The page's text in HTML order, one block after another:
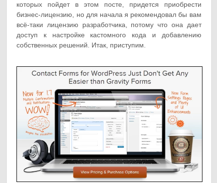
которых пойдет в этом посте, придется приобрести
бизнес-лицензию, но для начала я рекомендовал бы вам
всё-таки лицензию разработчика, потому что она дает
доступ к настройке кастомного кода и добавлению
собственных решений. Итак, приступим.